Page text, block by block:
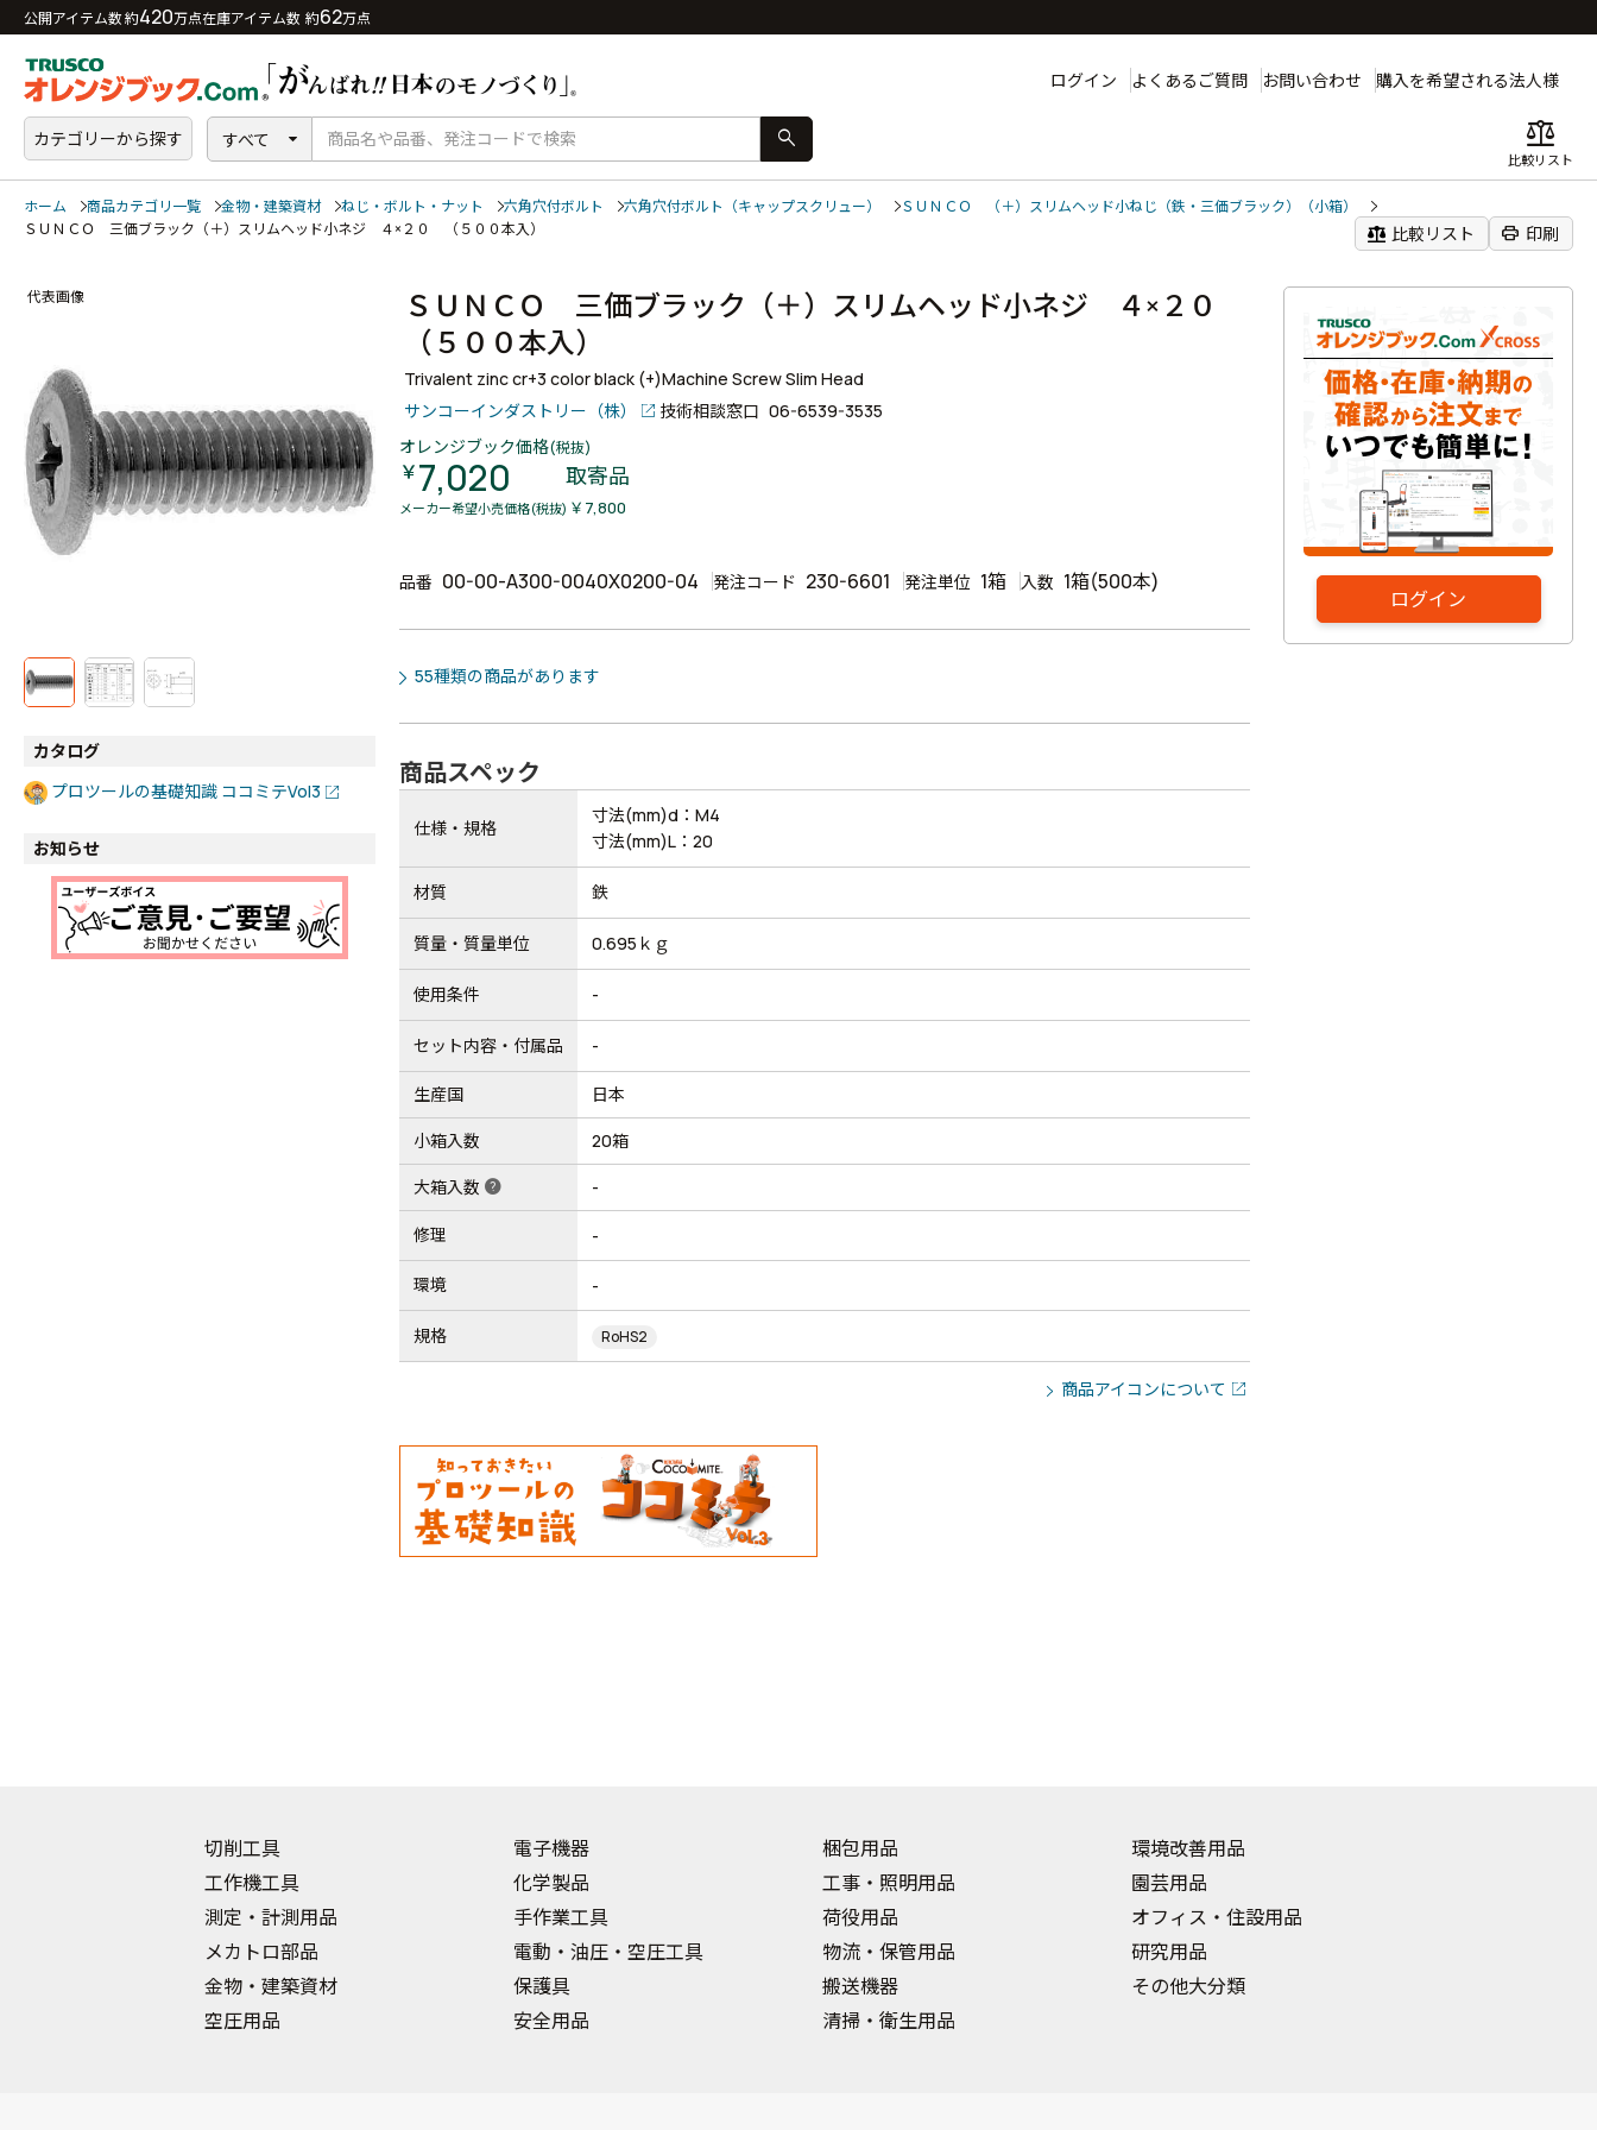
公開アイテム数 約420万点在庫アイテム数 約62万点
ログイン よくあるご質問 お問い合わせ 購入を希望される法人様
カテゴリーから探す すべて search balance
比較リスト
ホーム 商品カテゴリ一覧 金物・建築資材 ねじ・ボルト・ナット 六角穴付ボルト 六角穴付ボルト（キャップスクリュー）
ＳＵＮＣＯ （＋）スリムヘッド小ねじ（鉄・三価ブラック）（小箱）
ＳＵＮＣＯ 三価ブラック（＋）スリムヘッド小ネジ ４×２０ （５００本入）
balance 比較リスト print 印刷
ログイン
代表画像
カタログ
プロツールの基礎知識 ココミテVol3
お知らせ
ＳＵＮＣＯ 三価ブラック（＋）スリムヘッド小ネジ ４×２０
（５００本入）
Trivalent zinc cr+3 color black (+)Machine Screw Slim Head
サンコーインダストリー（株）
技術相談窓口 06-6539-3535
オレンジブック価格(税抜)
￥7,020 取寄品
メーカー希望小売価格(税抜) ￥7,800
品番 00-00-A300-0040X0200-04 発注コード 230-6601 発注単位 1箱 入数 1箱(500本)
55種類の商品があります
商品スペック
仕様・規格
寸法(mm)d：M4
寸法(mm)L：20
材質 鉄
質量・質量単位 0.695ｋｇ
使用条件 -
セット内容・付属品 -
生産国 日本
小箱入数 20箱
大箱入数 help -
修理 -
環境 -
規格 RoHS2
商品アイコンについて
切削工具
工作機工具
測定・計測用品
メカトロ部品
金物・建築資材
空圧用品
電子機器
化学製品
手作業工具
電動・油圧・空圧工具
保護具
安全用品
梱包用品
工事・照明用品
荷役用品
物流・保管用品
搬送機器
清掃・衛生用品
環境改善用品
園芸用品
オフィス・住設用品
研究用品
その他大分類